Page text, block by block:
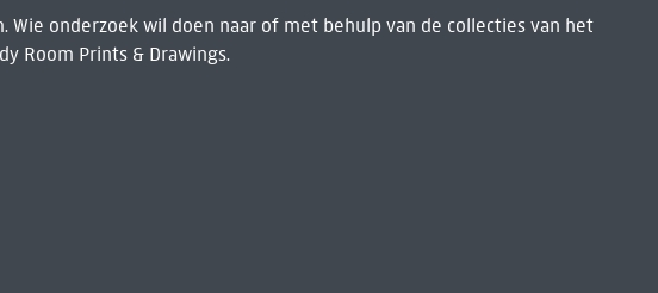
onderzoek wil doen naar of met behulp van de collecties van het
Room Prints & Drawings.